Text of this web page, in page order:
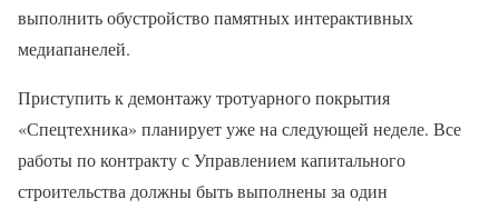
выполнить обустройство памятных интерактивных
медиапанелей.
Приступить к демонтажу тротуарного покрытия
«Спецтехника» планирует уже на следующей неделе. Все
работы по контракту с Управлением капитального
строительства должны быть выполнены за один